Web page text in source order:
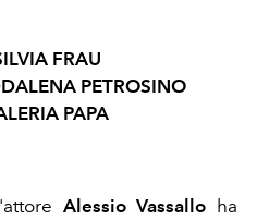
FRAU
PETROSINO
PAPA
Alessio Vassallo ha